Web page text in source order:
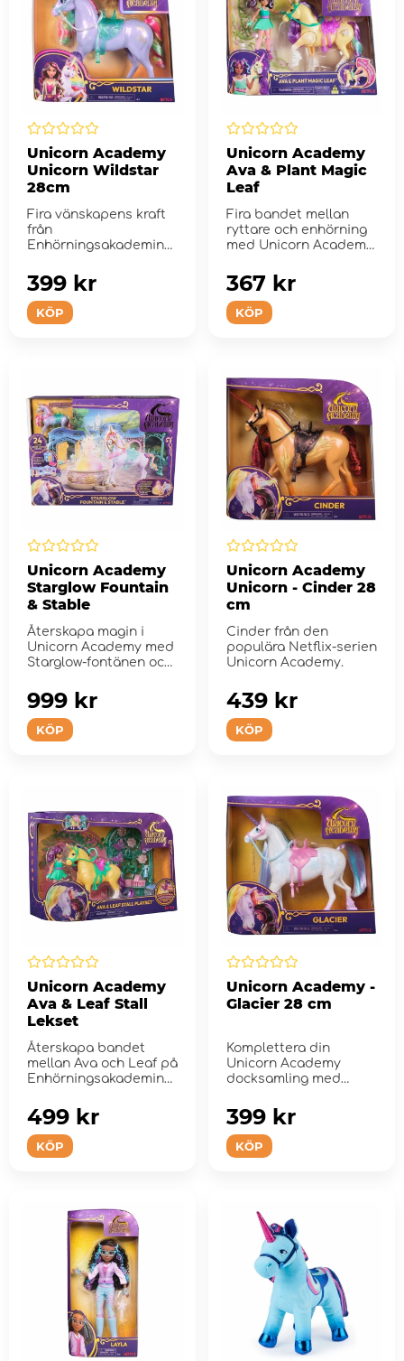
Unicorn Academy
Unicorn Wildstar
28cm
Fira vänskapens kraft
från
Enhörningsakademin
enhörning ...
KÖP
399 kr
Unicorn Academy
Ava & Plant Magic
Leaf
Fira bandet mellan
ryttare och enhörning
med Unicorn Academy
KÖP
367 kr
Unicorn Academy
Starglow Fountain
& Stable
Återskapa magin i
Unicorn Academy med
Starglow-fontänen och
KÖP
999 kr
Unicorn Academy
Unicorn - Cinder 28
cm
Cinder från den
populära Netflix-serien
Unicorn Academy.
KÖP
439 kr
Unicorn Academy
Ava & Leaf Stall
Lekset
Återskapa bandet
mellan Ava och Leaf på
Enhörningsakademin
KÖP
499 kr
Unicorn Academy -
Glacier 28 cm
Komplettera din
Unicorn Academy
docksamling med
Glacier.
KÖP
399 kr